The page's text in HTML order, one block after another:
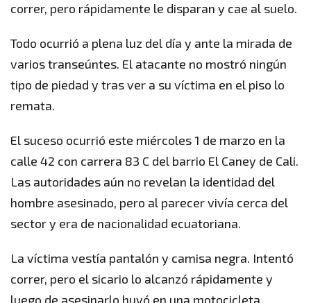
correr, pero rápidamente le disparan y cae al suelo.
Todo ocurrió a plena luz del día y ante la mirada de
varios transeúntes. El atacante no mostró ningún
tipo de piedad y tras ver a su víctima en el piso lo
remata.
El suceso ocurrió este miércoles 1 de marzo en la
calle 42 con carrera 83 C del barrio El Caney de Cali.
Las autoridades aún no revelan la identidad del
hombre asesinado, pero al parecer vivía cerca del
sector y era de nacionalidad ecuatoriana.
La víctima vestía pantalón y camisa negra. Intentó
correr, pero el sicario lo alcanzó rápidamente y
luego de asesinarlo huyó en una motocicleta.